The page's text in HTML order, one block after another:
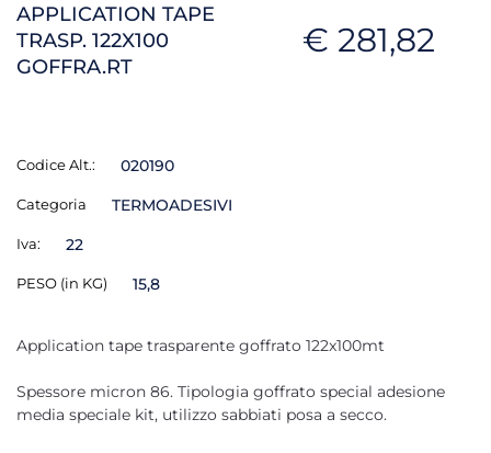
APPLICATION TAPE
TRASP. 122X100
GOFFRA.RT
€ 281,82
Codice Alt.: 020190
Categoria TERMOADESIVI
Iva: 22
PESO (in KG) 15,8
Application tape trasparente goffrato 122x100mt
Spessore micron 86. Tipologia goffrato special adesione
media speciale kit, utilizzo sabbiati posa a secco.